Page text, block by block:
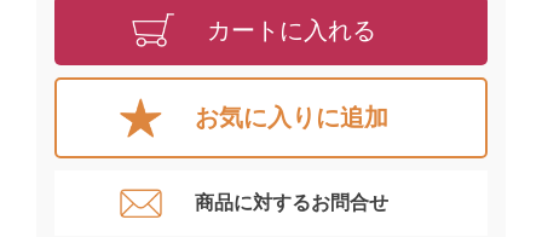
カートに入れる
お気に入りに追加
商品に対するお問合せ​